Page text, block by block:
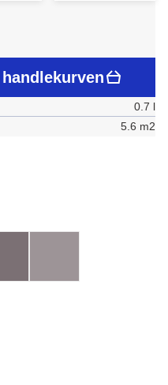
0.7 l
5.6 m2